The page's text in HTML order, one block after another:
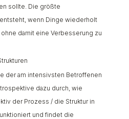
sollte. Die größte
wenn Dinge wiederholt
damit eine Verbesserung zu
der am intensivsten Betroffenen
dazu durch, wie
der Prozess / die Struktur in
und findet die